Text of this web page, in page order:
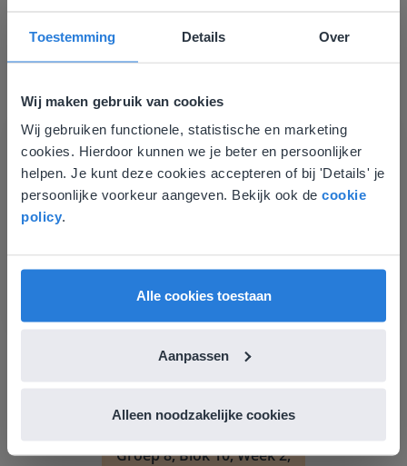
Toestemming Details Over
Wij maken gebruik van cookies
Wij gebruiken functionele, statistische en marketing
cookies. Hierdoor kunnen we je beter en persoonlijker
helpen. Je kunt deze cookies accepteren of bij 'Details' je
persoonlijke voorkeur aangeven. Bekijk ook de cookie
policy.
Alle cookies toestaan
Aanpassen
Alleen noodzakelijke cookies
Les
Groep 8, Blok 9, Week 3,
Groep 8, Blok 10, Week 2, Les 6
Groep 8, Blok 10, Week 2,
Deze website komt niet
overeen met je locatie
Gezien je locatie, denken we dat je misschien
liever naar de website voor English gaat. Hier
English
Nederland